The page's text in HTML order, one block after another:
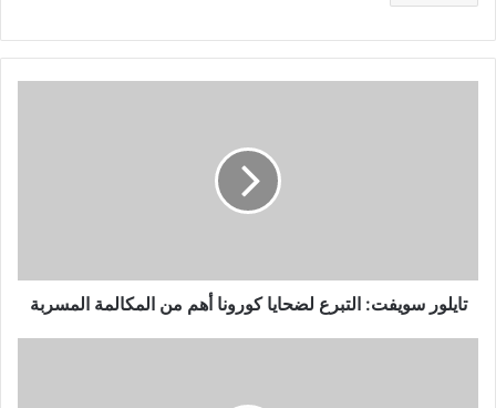
المسربة
تايلور سويفت: التبرع لضحايا كورونا أهم من المكالمة المسربة